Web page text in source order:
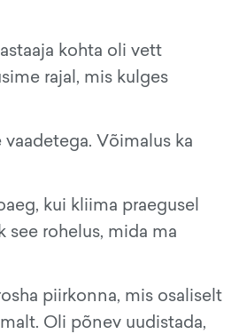
kohta oli vett
rajal, mis kulges
Võimalus ka
kui kliima praegusel
see rohelus, mida ma
piirkonna, mis osaliselt
Oli põnev uudistada,